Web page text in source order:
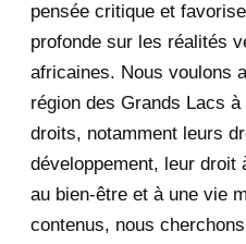
August 2020
July 2020
June 2020
May 2020
April 2020
pensée critique et
profonde sur les réalités
africaines. Nous voulons
région des Grands Lacs
droits, notamment leurs
développement, leur droit
au bien-être et à une vie
contenus, nous